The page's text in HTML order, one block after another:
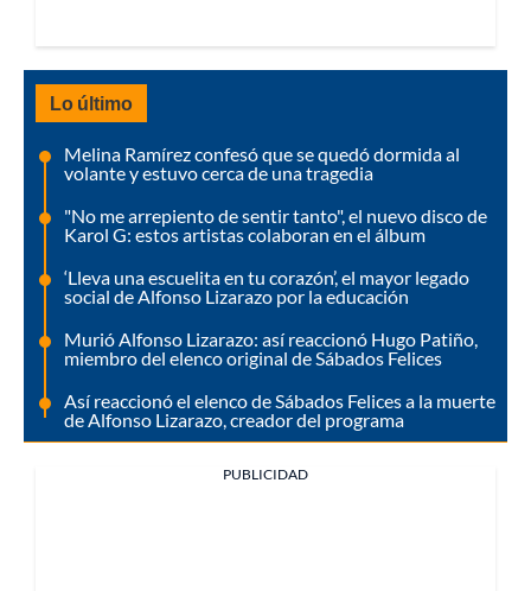
Lo último
Melina Ramírez confesó que se quedó dormida al
volante y estuvo cerca de una tragedia
"No me arrepiento de sentir tanto", el nuevo disco de
Karol G: estos artistas colaboran en el álbum
‘Lleva una escuelita en tu corazón’, el mayor legado
social de Alfonso Lizarazo por la educación
Murió Alfonso Lizarazo: así reaccionó Hugo Patiño,
miembro del elenco original de Sábados Felices
Así reaccionó el elenco de Sábados Felices a la muerte
de Alfonso Lizarazo, creador del programa
PUBLICIDAD